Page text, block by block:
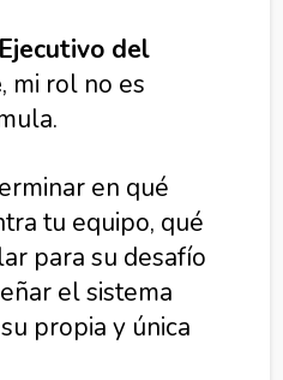
del
, mi rol no es
en qué
tu equipo, qué
para su desafío
el sistema
propia y única